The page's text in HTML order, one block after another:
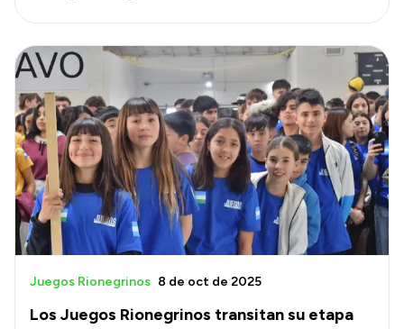
Los Juegos Rionegrinos transitan su etapa
Juegos Rionegrinos 8 de oct de 2025